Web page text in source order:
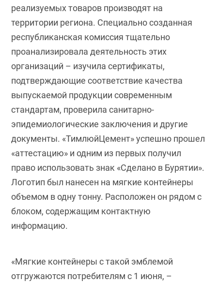
реализуемых товаров производят на
территории региона. Специально созданная
республиканская комиссия тщательно
проанализировала деятельность этих
организаций – изучила сертификаты,
подтверждающие соответствие качества
выпускаемой продукции современным
стандартам, проверила санитарно-
эпидемиологические заключения и другие
документы. «ТимлюйЦемент» успешно прошел
«аттестацию» и одним из первых получил
право использовать знак «Сделано в Бурятии».
Логотип был нанесен на мягкие контейнеры
объемом в одну тонну. Расположен он рядом с
блоком, содержащим контактную
информацию.
«Мягкие контейнеры с такой эмблемой
отгружаются потребителям с 1 июня, –